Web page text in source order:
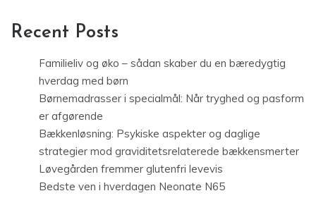
Recent Posts
Familieliv og øko – sådan skaber du en bæredygtig
hverdag med børn
Børnemadrasser i specialmål: Når tryghed og pasform
er afgørende
Bækkenløsning: Psykiske aspekter og daglige
strategier mod graviditetsrelaterede bækkensmerter
Løvegården fremmer glutenfri levevis
Bedste ven i hverdagen Neonate N65